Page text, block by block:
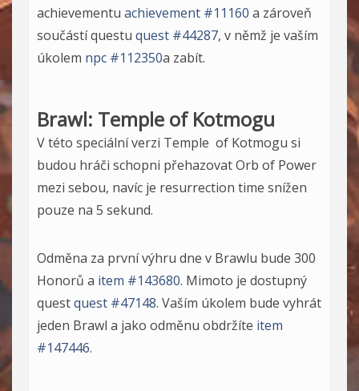
achievementu achievement #11160 a zároveň
součástí questu quest #44287, v němž je vaším
úkolem npc #112350a zabít.
Brawl: Temple of Kotmogu
V této speciální verzi Temple of Kotmogu si
budou hráči schopni přehazovat Orb of Power
mezi sebou, navíc je resurrection time snížen
pouze na 5 sekund.
Odměna za první výhru dne v Brawlu bude 300
Honorů a item #143680. Mimoto je dostupný
questquest #47148. Vaším úkolem bude vyhrát
jeden Brawl a jako odměnu obdržíte item
#147446.